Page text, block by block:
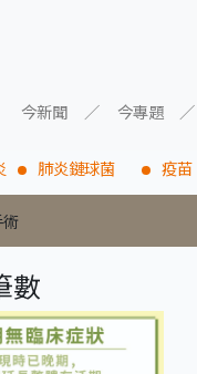
今新聞 今專題
肺炎鏈球菌 疫苗
數